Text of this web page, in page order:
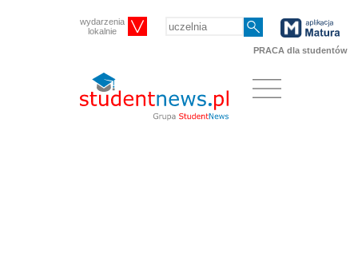
wydarzenia
lokalnie
PRACA dla studentów